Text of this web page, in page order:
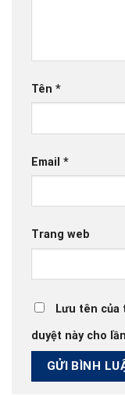
Tên *
Email *
Trang web
Lưu tên
duyệt này cho